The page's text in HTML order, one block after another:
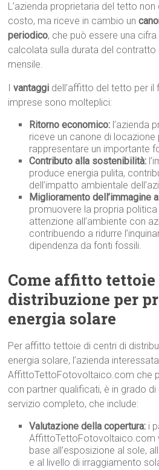
L’azienda proprietaria del tetto
costo, ma riceve in cambio un
periodico, che può essere una
calcolata sulla durata del contratto
mensile.
Ivantaggi dell’affitto del tetto per
imprese sono molteplici:
Ritorno economico: l’azienda
riceve un canone di
rappresentare un importante
Contributo alla sostenibilità:
produce energia pulita,
dell’impatto ambientale
Miglioramento dell’immagine
promuovere la propria
attenzione all’ambiente con
contribuendo a ridurre
dipendenza da fonti fossili.
Come affitto
distribuzione per
energia solare
Per affitto tettoie di centri di
energia solare, l’azienda
AffittoTettoFotovoltaico.com che
con partner qualificati, è in grado
servizio completo, che include:
Valutazione della copertura: i
AffittoTettoFotovoltaico.com
base all’esposizione al sole,
e al livello di irraggiamento